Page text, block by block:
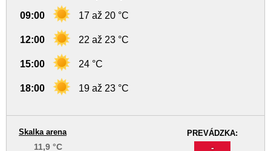
09:00 17 až 20 °C
12:00 22 až 23 °C
15:00 24 °C
18:00 19 až 23 °C
PREVÁDZKA:
-
Skalka arena
11,9 °C